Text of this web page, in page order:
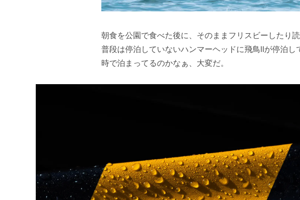
朝食を公園で食べた後に、そのままフリスビーしたり
普段は停泊していないハンマーヘッドに飛鳥IIが停泊
時で泊まってるのかなぁ、大変だ。